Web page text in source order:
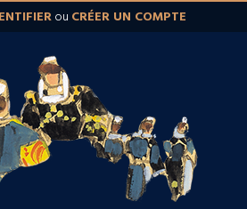
ou CRÉER UN COMPTE